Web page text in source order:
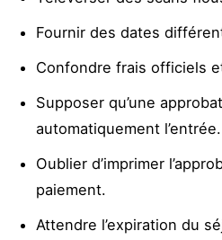
Fournir des dates
Confondre frais officiels
Supposer qu’une
automatiquement l’entrée.
Oublier d’imprimer
paiement.
Attendre l’expiration du